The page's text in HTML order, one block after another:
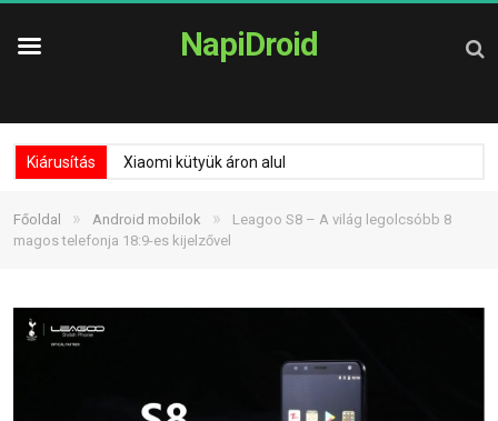
NapiDroid
Kiárusítás Xiaomi kütyük áron alul
Főoldal » Android mobilok »
Leagoo S8 – A világ legolcsóbb 8
magos telefonja 18:9-es kijelzővel